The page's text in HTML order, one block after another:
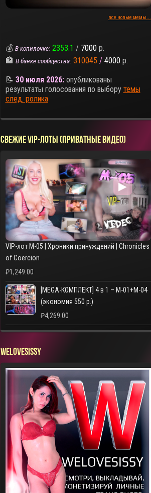
все новые мемы...
💰 В копилочке: 2353.1 / 7000 р.
🏦 В банке сообщества: 310045 / 4000 р.
📝 30 июля 2026:опубликованы
результаты голосования по выбору темы
след. ролика
СВЕЖИЕ VIP-ЛОТЫ (ПРИВАТНЫЕ ВИДЕО)
▶
VIP-лот M-05 | Хроники принуждений | Chronicles
of Coercion
₽1,249.00
[MEGA-КОМПЛЕКТ] 4 в 1 – M-01+M-04
(экономия 550 р.)
₽4,269.00
WELOVESISSY